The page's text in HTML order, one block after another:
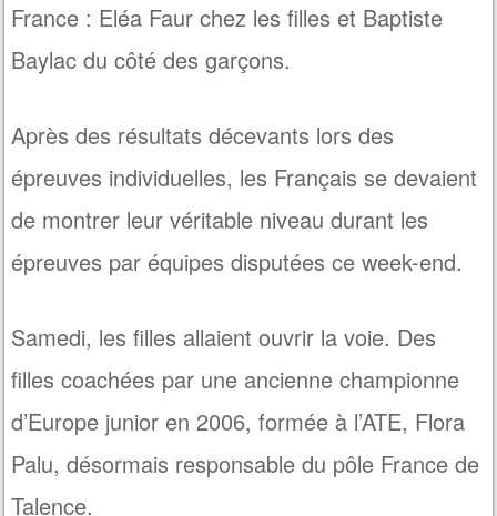
France : Eléa Faur chez les filles et Baptiste
Baylac du côté des garçons.
Après des résultats décevants lors des
épreuves individuelles, les Français se devaient
de montrer leur véritable niveau durant les
épreuves par équipes disputées ce week-end.
Samedi, les filles allaient ouvrir la voie. Des
filles coachées par une ancienne championne
d’Europe junior en 2006, formée à l’ATE, Flora
Palu, désormais responsable du pôle France de
Talence.